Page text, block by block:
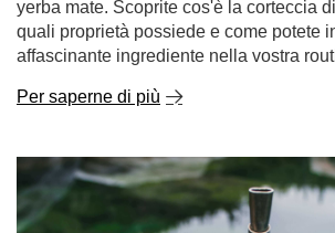
yerba mate. Scoprite cos'è la corteccia
quali proprietà possiede e come potete
affascinante ingrediente nella vostra
Per saperne di più